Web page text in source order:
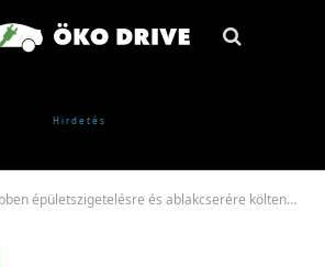
és ablakcserére költenék az otthonfelújítási támogatást